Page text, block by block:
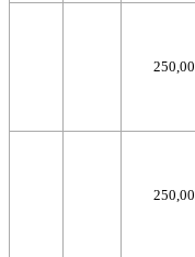
250,00
250,00